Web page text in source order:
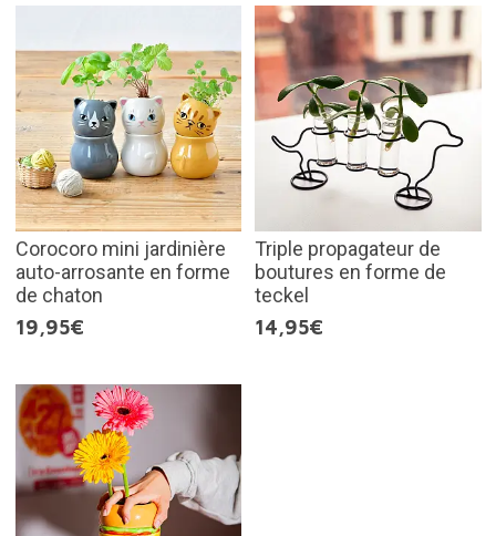
Corocoro mini jardinière
auto-arrosante en forme
de chaton
19,95€
Triple propagateur de
boutures en forme de
teckel
14,95€